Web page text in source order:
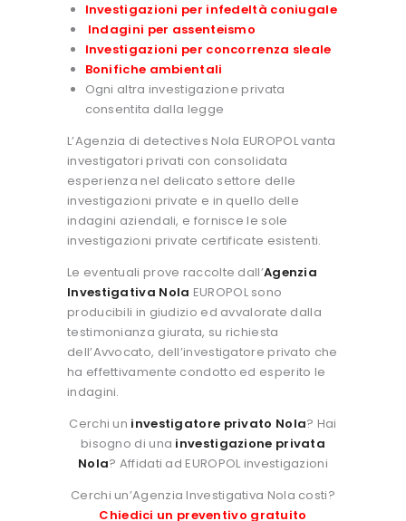
Investigazioni per infedeltà coniugale
Indagini per assenteismo
Investigazioni per concorrenza sleale
Bonifiche ambientali
Ogni altra investigazione privata
consentita dalla legge
L’Agenzia di detectives Nola EUROPOL vanta
investigatori privati con consolidata
esperienza nel delicato settore delle
investigazioni private e in quello delle
indagini aziendali, e fornisce le sole
investigazioni private certificate esistenti.
Le eventuali prove raccolte dall’Agenzia
Investigativa Nola EUROPOL sono
producibili in giudizio ed avvalorate dalla
testimonianza giurata, su richiesta
dell’Avvocato, dell’investigatore privato che
ha effettivamente condotto ed esperito le
indagini.
Cerchi un investigatore privato Nola? Hai
bisogno di una investigazione privata
Nola? Affidati ad EUROPOL investigazioni
Cerchi un’Agenzia Investigativa Nola costi?
Chiedici un preventivo gratuito